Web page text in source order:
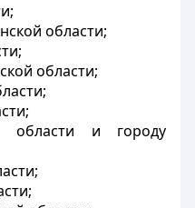
области;
области;
области и городу